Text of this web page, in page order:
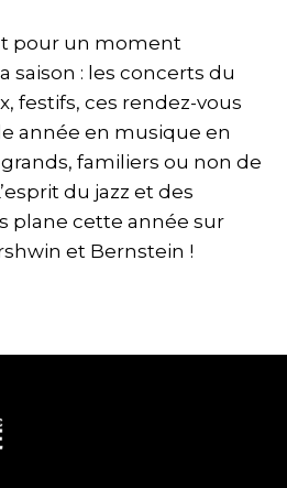
pour un moment
saison : les concerts du
festifs, ces rendez-vous
année en musique en
familiers ou non de
du jazz et des
plane cette année sur
et Bernstein !